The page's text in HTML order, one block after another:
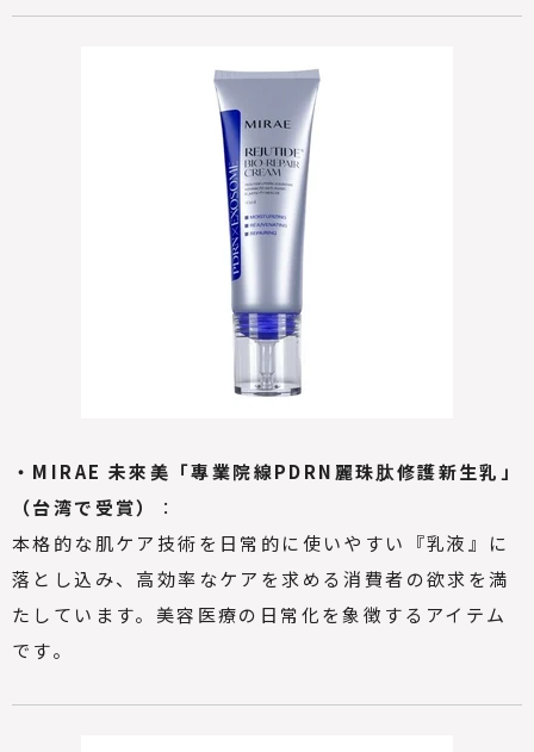
・MIRAE 未來美「專業院線PDRN麗珠肽修護新生乳」
（台湾で受賞）
：
本格的な肌ケア技術を日常的に使いやすい『乳液』に
落とし込み、高効率なケアを求める消費者の欲求を満
たしています。美容医療の日常化を象徴するアイテム
です。